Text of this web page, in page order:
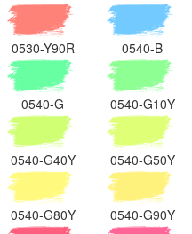
0530-Y90R 0540-B
0540-G 0540-G10Y
0540-G40Y 0540-G50Y
0540-G80Y 0540-G90Y